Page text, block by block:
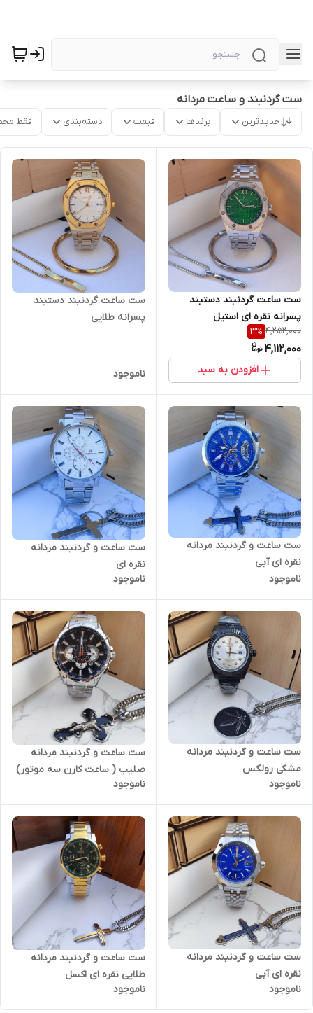
ست گردنبند و ساعت مردانه
جدیدترین برندها قیمت دسته‌بندی فقط
ست ساعت گردنبند دستبند
پسرانه نقره ای استیل
4,252,000
3%
4,112,000
افزودن به سبد
ست ساعت گردنبند دستبند
پسرانه طلایی
ناموجود
ست ساعت و گردنبند مردانه
نقره ای آبی
ناموجود
ست ساعت و گردنبند مردانه
نقره ای
ناموجود
ست ساعت و گردنبند مردانه
مشکی رولکس
ناموجود
ست ساعت و گردنبند مردانه
صلیب ( ساعت کارن سه موتور)
ناموجود
ست ساعت و گردنبند مردانه
نقره ای آبی
ناموجود
ست ساعت و گردنبند مردانه
طلایی نقره ای اکسل
ناموجود